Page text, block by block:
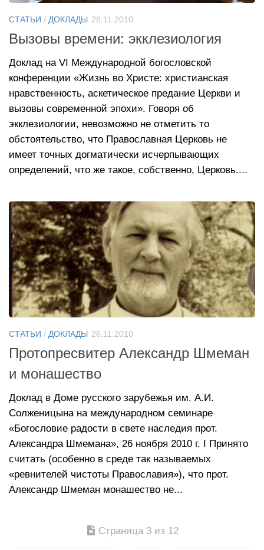
СТАТЬИ / ДОКЛАДЫ 28.11.2010
Вызовы времени: экклезиология
Доклад на VI Международной богословской
конференции «Жизнь во Христе: христианская
нравственность, аскетическое предание Церкви и
вызовы современной эпохи». Говоря об
экклезиологии, невозможно не отметить то
обстоятельство, что Православная Церковь не
имеет точных догматически исчерпывающих
определений, что же такое, собственно, Церковь....
СТАТЬИ / ДОКЛАДЫ 26.11.2010
Протопресвитер Александр Шмеман
и монашество
Доклад в Доме русского зарубежья им. А.И.
Солженицына на международном семинаре
«Богословие радости в свете наследия прот.
Александра Шмемана», 26 ноября 2010 г. I Принято
считать (особенно в среде так называемых
«ревнителей чистоты Православия»), что прот.
Александр Шмеман монашество не...
Страница 3 из 12